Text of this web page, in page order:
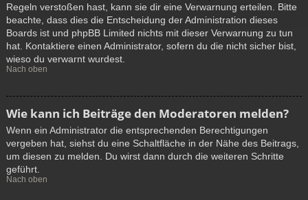
Regeln verstoßen hast, kann sie dir eine Verwarnung erteilen. Bitte
beachte, dass dies die Entscheidung der Administration dieses
Boards ist und phpBB Limited nichts mit dieser Verwarnung zu tun
hat. Kontaktiere einen Administrator, sofern du die nicht sicher bist,
wieso du verwarnt wurdest.
Nach oben
Wie kann ich Beiträge den Moderatoren melden?
Wenn ein Administrator die entsprechenden Berechtigungen
vergeben hat, siehst du eine Schaltfläche in der Nähe des Beitrags,
um diesen zu melden. Du wirst dann durch die weiteren Schritte
geführt.
Nach oben